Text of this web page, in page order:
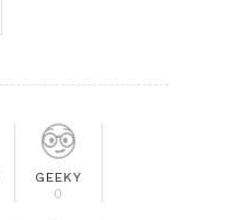
GEEKY
0